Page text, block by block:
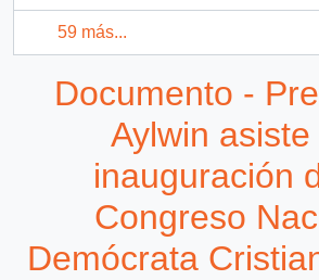
59 más...
Documento -
Aylwin asiste
inauguración
Congreso
Demócrata